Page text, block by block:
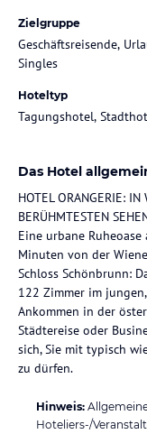
Zielgruppe
Geschäftsreisende,
Singles
Hoteltyp
Tagungshotel,
Das Hotel
HOTEL ORANGERIE:
BERÜHMTESTEN
Eine urbane
Minuten von der
Schloss Schönbrunn:
122 Zimmer im
Ankommen in der
Städtereise oder
sich, Sie mit typisch
zu dürfen.
Hinweis:
Hoteliers-/